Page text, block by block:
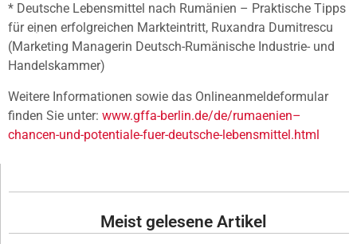
* Deutsche Lebensmittel nach Rumänien – Praktische Tipps
für einen erfolgreichen Markteintritt, Ruxandra Dumitrescu
(Marketing Managerin Deutsch-Rumänische Industrie- und
Handelskammer)
Weitere Informationen sowie das Onlineanmeldeformular
finden Sie unter: www.gffa-berlin.de/de/rumaenien–
chancen-und-potentiale-fuer-deutsche-lebensmittel.html
Meist gelesene Artikel